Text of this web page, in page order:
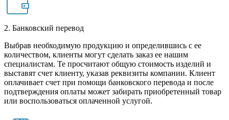
2. Банковский перевод
Выбрав необходимую продукцию и определившись с ее
количеством, клиенты могут сделать заказ ее нашим
специалистам. Те просчитают общую стоимость изделий и
выставят счет клиенту, указав реквизиты компании. Клиент
оплачивает счет при помощи банковского перевода и после
подтверждения оплаты может забирать приобретенный товар
или воспользоваться оплаченной услугой.